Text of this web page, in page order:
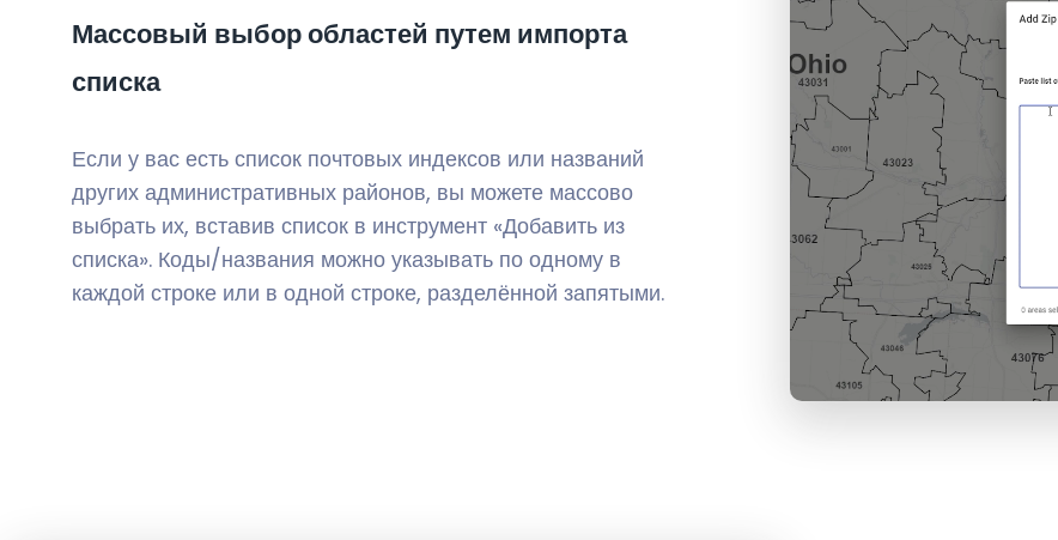
Массовый выбор областей путем импорта
списка
Если у вас есть список почтовых индексов или названий
других административных районов, вы можете массово
выбрать их, вставив список в инструмент «Добавить из
списка». Коды/названия можно указывать по одному в
каждой строке или в одной строке, разделённой запятыми.